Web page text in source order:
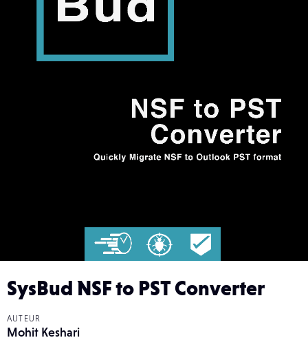
SysBud NSF to PST Converter
AUTEUR
Mohit Keshari